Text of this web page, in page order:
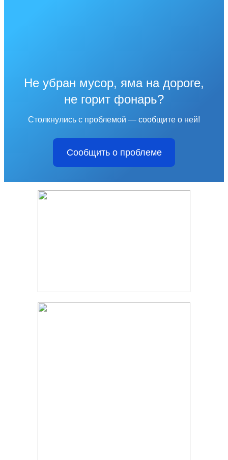
Не убран мусор, яма на дороге,
не горит фонарь?
Столкнулись с проблемой — сообщите о ней!
Сообщить о проблеме